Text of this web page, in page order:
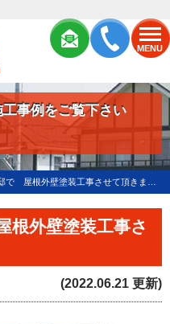
MENU
事例をご覧下さい
屋根外壁塗装工事させて頂きました
外壁塗装工事さ
(2022.06.21 更新)